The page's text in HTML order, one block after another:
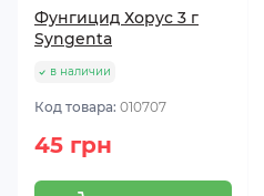
Фунгицид Хорус 3 г
Syngenta
в наличии
Код товара: 010707
45 грн